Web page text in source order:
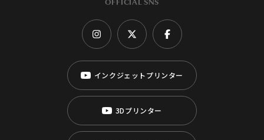
インクジェットプリンター
3Dプリンター